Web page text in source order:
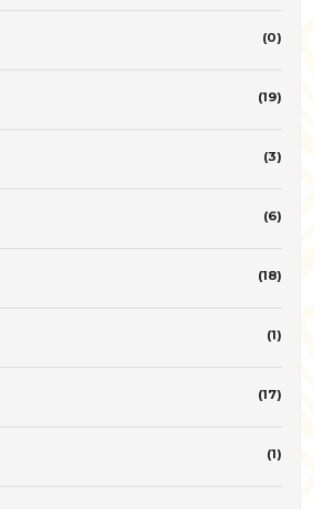
(0)
(19)
(3)
(6)
(18)
(1)
(17)
(1)